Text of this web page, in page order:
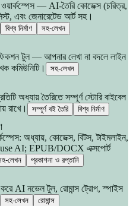
— AI-তৈরি কোডেক্স (চরিত্র,
এবং জেনারেটেড আর্ট সহ।
বিশ্ব নির্মাণ সহ-লেখন
টুল — আপনার লেখা না বদলে লাইন
কমিউনিটি।
সহ-লেখন
অধ্যায় তৈরিতে সম্পূর্ণ স্টোরি বাইবেল
রাখে।
সম্পূর্ণ বই তৈরি বিশ্ব নির্মাণ
অধ্যায়, কোডেক্স, বিটস, টাইমলাইন,
AI; EPUB/DOCX এক্সপোর্ট
লেখন প্রকাশনা ও রপ্তানি
করে AI নভেল টুল, রোমান্স ট্রোপ, স্পাইস
সহ-লেখন রোমান্স